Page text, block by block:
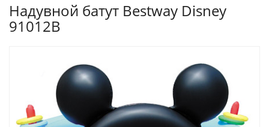
Надувной батут Bestway Disney
91012B